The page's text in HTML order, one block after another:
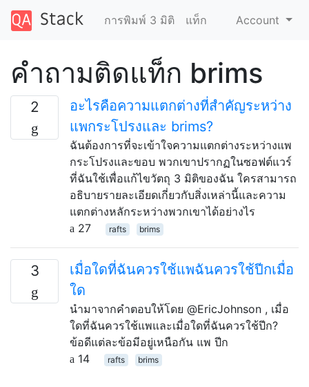
การพิมพ์ 3 มิติ แท็ก Account
คำถามติดแท็ก brims
2
อะไรคือความแตกต่างที่สำคัญระหว่าง
แพกระโปรงและ brims?
ฉันต้องการที่จะเข้าใจความแตกต่างระหว่างแพ
กระโปรงและขอบ พวกเขาปรากฏในซอฟต์แวร์
ที่ฉันใช้เพื่อแก้ไขวัตถุ 3 มิติของฉัน ใครสามารถ
อธิบายรายละเอียดเกี่ยวกับสิ่งเหล่านี้และความ
แตกต่างหลักระหว่างพวกเขาได้อย่างไร
27
rafts brims
3
เมื่อใดที่ฉันควรใช้แพฉันควรใช้ปีกเมื่อ
ใด
นำมาจากคำตอบให้โดย @EricJohnson , เมื่อ
ใดที่ฉันควรใช้แพและเมื่อใดที่ฉันควรใช้ปีก?
ข้อดีแต่ละข้อมีอยู่เหนือกัน แพ ปีก
14
rafts brims